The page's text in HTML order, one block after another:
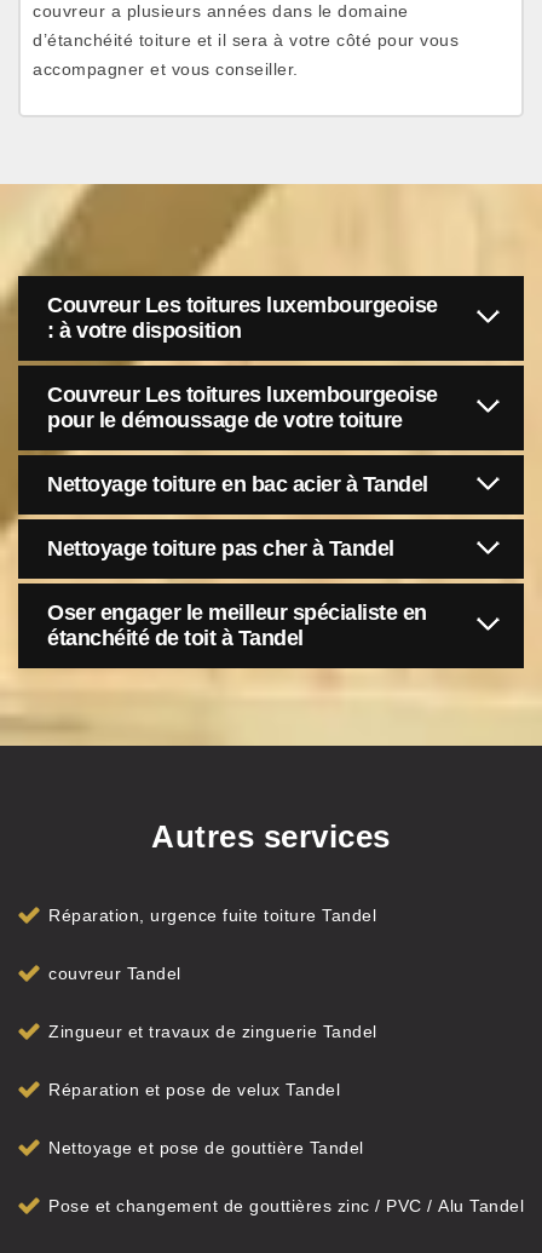
couvreur a plusieurs années dans le domaine
d’étanchéité toiture et il sera à votre côté pour vous
accompagner et vous conseiller.
Couvreur Les toitures luxembourgeoise
: à votre disposition
Couvreur Les toitures luxembourgeoise
pour le démoussage de votre toiture
Nettoyage toiture en bac acier à Tandel
Nettoyage toiture pas cher à Tandel
Oser engager le meilleur spécialiste en
étanchéité de toit à Tandel
Autres services
Réparation, urgence fuite toiture Tandel
couvreur Tandel
Zingueur et travaux de zinguerie Tandel
Réparation et pose de velux Tandel
Nettoyage et pose de gouttière Tandel
Pose et changement de gouttières zinc / PVC / Alu Tandel